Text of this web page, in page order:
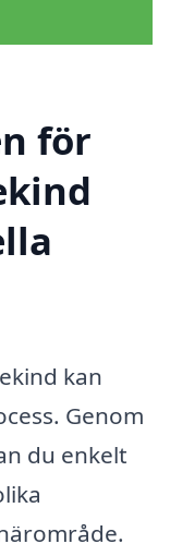
för
kan
Genom
du enkelt